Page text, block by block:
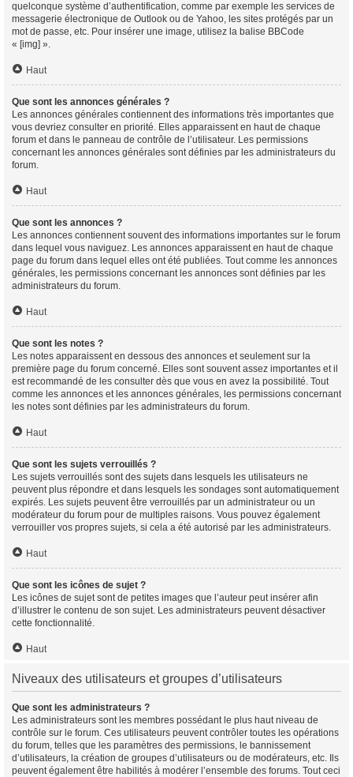
quelconque système d’authentification, comme par exemple les services de
messagerie électronique de Outlook ou de Yahoo, les sites protégés par un
mot de passe, etc. Pour insérer une image, utilisez la balise BBCode
« [img] ».
Haut
Que sont les annonces générales ?
Les annonces générales contiennent des informations très importantes que
vous devriez consulter en priorité. Elles apparaissent en haut de chaque
forum et dans le panneau de contrôle de l’utilisateur. Les permissions
concernant les annonces générales sont définies par les administrateurs du
forum.
Haut
Que sont les annonces ?
Les annonces contiennent souvent des informations importantes sur le forum
dans lequel vous naviguez. Les annonces apparaissent en haut de chaque
page du forum dans lequel elles ont été publiées. Tout comme les annonces
générales, les permissions concernant les annonces sont définies par les
administrateurs du forum.
Haut
Que sont les notes ?
Les notes apparaissent en dessous des annonces et seulement sur la
première page du forum concerné. Elles sont souvent assez importantes et il
est recommandé de les consulter dès que vous en avez la possibilité. Tout
comme les annonces et les annonces générales, les permissions concernant
les notes sont définies par les administrateurs du forum.
Haut
Que sont les sujets verrouillés ?
Les sujets verrouillés sont des sujets dans lesquels les utilisateurs ne
peuvent plus répondre et dans lesquels les sondages sont automatiquement
expirés. Les sujets peuvent être verrouillés par un administrateur ou un
modérateur du forum pour de multiples raisons. Vous pouvez également
verrouiller vos propres sujets, si cela a été autorisé par les administrateurs.
Haut
Que sont les icônes de sujet ?
Les icônes de sujet sont de petites images que l’auteur peut insérer afin
d’illustrer le contenu de son sujet. Les administrateurs peuvent désactiver
cette fonctionnalité.
Haut
Niveaux des utilisateurs et groupes d’utilisateurs
Que sont les administrateurs ?
Les administrateurs sont les membres possédant le plus haut niveau de
contrôle sur le forum. Ces utilisateurs peuvent contrôler toutes les opérations
du forum, telles que les paramètres des permissions, le bannissement
d’utilisateurs, la création de groupes d’utilisateurs ou de modérateurs, etc. Ils
peuvent également être habilités à modérer l’ensemble des forums. Tout ceci